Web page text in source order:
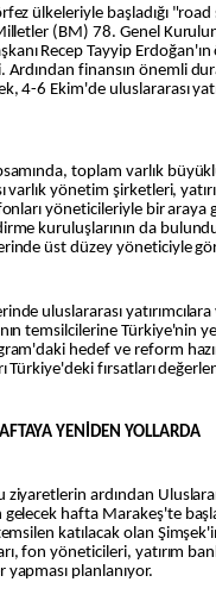
ülkeleriyle başladığı
(BM) 78. Genel
Recep Tayyip
Ardından finansın önemli
4-6 Ekim'de uluslararası
toplam varlık
varlık yönetim şirketleri,
yöneticileriyle bir araya
kuruluşlarının da
üst düzey yöneticiyle
uluslararası
temsilcilerine Türkiye'nin
hedef ve reform
Türkiye'deki fırsatları
YENİDEN YOLLARDA
ziyaretlerin ardından
gelecek hafta Marakeş'te
katılacak olan
fon yöneticileri, yatırım
yapması planlanıyor.